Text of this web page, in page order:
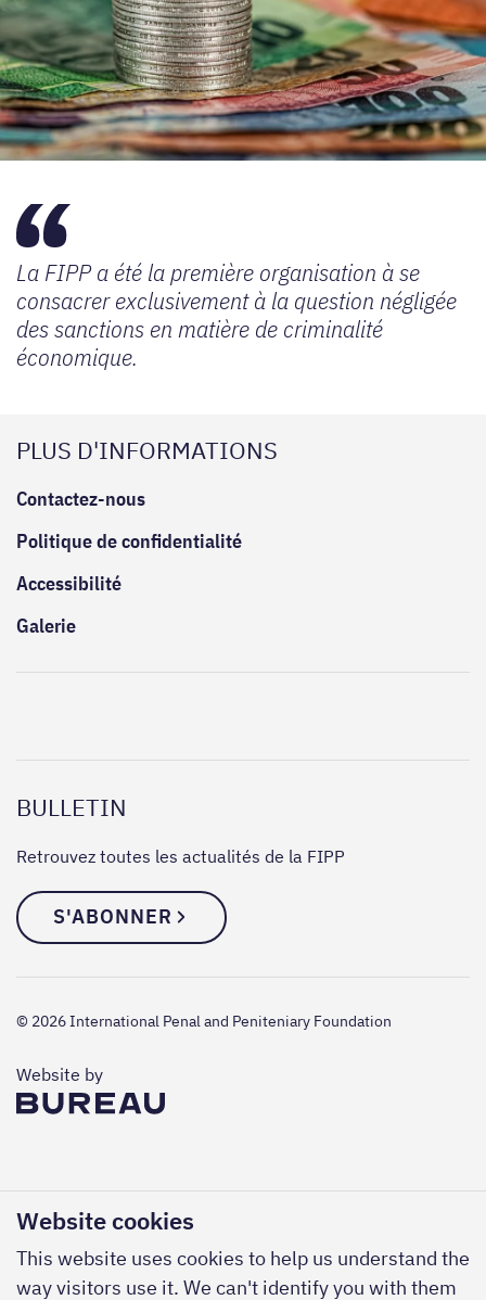
Website cookies
This website uses cookies to help us understand the
way visitors use it. We can't identify you with them
La FIPP a été la première organisation à se
consacrer exclusivement à la question négligée
des sanctions en matière de criminalité
économique.
PLUS D'INFORMATIONS
Contactez-nous
Politique de confidentialité
Accessibilité
Galerie
BULLETIN
Retrouvez toutes les actualités de la FIPP
S'ABONNER
© 2026 International Penal and Peniteniary Foundation
Website byThe Bureau